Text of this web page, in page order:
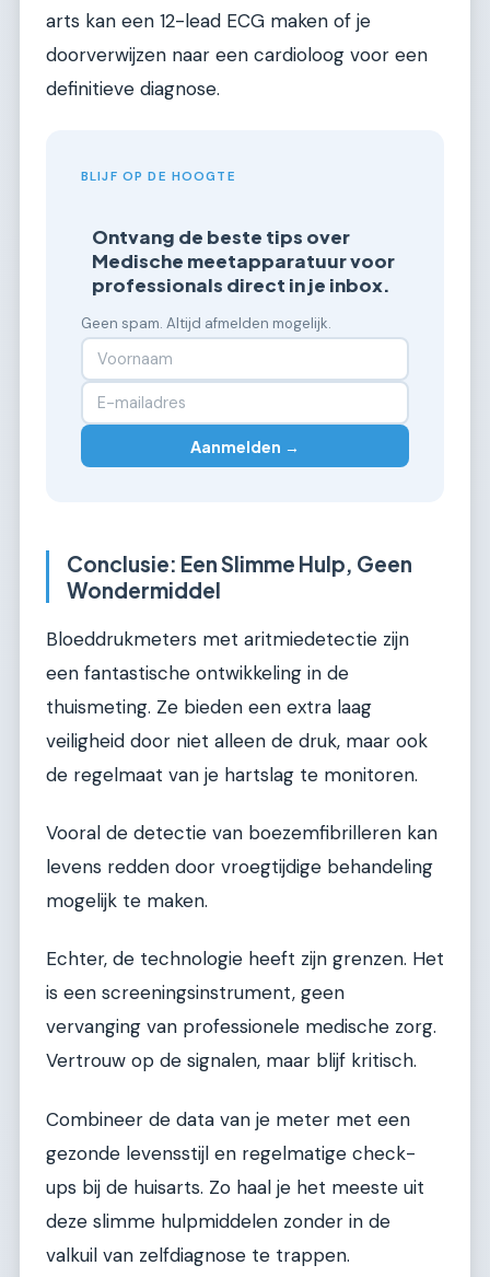
arts kan een 12-lead ECG maken of je
doorverwijzen naar een cardioloog voor een
definitieve diagnose.
BLIJF OP DE HOOGTE
Ontvang de beste tips over
Medische meetapparatuur voor
professionals direct in je inbox.
Geen spam. Altijd afmelden mogelijk.
Aanmelden →
Conclusie: Een Slimme Hulp, Geen
Wondermiddel
Bloeddrukmeters met aritmiedetectie zijn
een fantastische ontwikkeling in de
thuismeting. Ze bieden een extra laag
veiligheid door niet alleen de druk, maar ook
de regelmaat van je hartslag te monitoren.
Vooral de detectie van boezemfibrilleren kan
levens redden door vroegtijdige behandeling
mogelijk te maken.
Echter, de technologie heeft zijn grenzen. Het
is een screeningsinstrument, geen
vervanging van professionele medische zorg.
Vertrouw op de signalen, maar blijf kritisch.
Combineer de data van je meter met een
gezonde levensstijl en regelmatige check-
ups bij de huisarts. Zo haal je het meeste uit
deze slimme hulpmiddelen zonder in de
valkuil van zelfdiagnose te trappen.